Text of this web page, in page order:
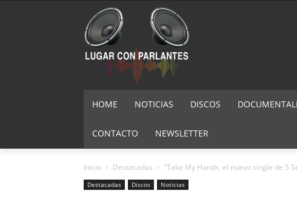
HOME NOTICIAS DISCOS
CONTACTO NEWSLETTER
Inicio Destacadas “Take My Hand», el nuevo single de 5
Destacadas Discos Noticias